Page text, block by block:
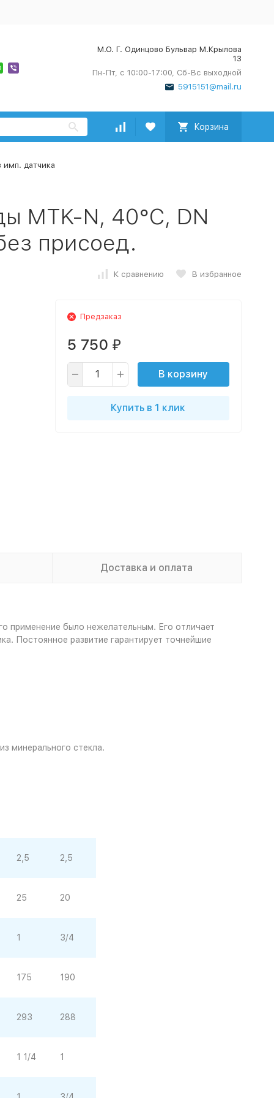
М.О. Г. Одинцово Бульвар М.Крылова
13
Пн-Пт, с 10:00-17:00, Сб-Вс выходной
5915151@mail.ru
Корзина
имп. датчика
MTK-N, 40°C, DN
присоед.
К сравнению В избранное
Предзаказ
5 750 ₽
В корзину
Купить в 1 клик
Доставка и оплата
применение было нежелательным. Его отличает
Постоянное развитие гарантирует точнейшие
минерального стекла.
2,5 2,5
25 20
1 3/4
175 190
293 288
1 1/4 1